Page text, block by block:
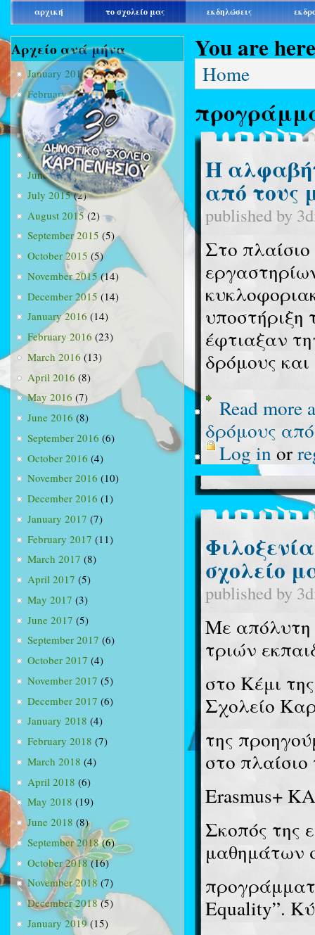
main_menu
αρχική το σχολείο μας εκδηλώσεις
Αρχείο ανά μήνα
January 2015(3)
February 2015(9)
March 2015(34)
April 2015(15)
May 2015(13)
June 2015(11)
July 2015(2)
August 2015(2)
September 2015 (5)
October 2015 (5)
November 2015(14)
December 2015 (14)
January 2016 (14)
February 2016 (23)
March 2016 (13)
April 2016 (8)
May 2016 (7)
June 2016 (8)
September 2016 (6)
October 2016 (4)
November 2016 (10)
December 2016 (1)
January 2017 (7)
February 2017 (11)
March 2017 (8)
April 2017 (5)
May 2017 (3)
June 2017 (5)
September 2017 (6)
October 2017 (4)
November 2017 (5)
December 2017 (6)
January 2018 (4)
February 2018 (7)
March 2018 (4)
April 2018 (6)
May 2018 (19)
June 2018 (8)
September 2018(6)
October 2018(16)
November 2018 (7)
December 2018(5)
January 2019(15)
You are here
Home
Η
από τους
published by
Στο
υποστήριξη
έφτιαξαν
δρόμους
Read more
δρόμους
Log in or
σχολείο
published by
Με απόλυτη
τριών
στο Κέμι
Σχολείο
της
στο
Erasmus+
Σκοπός της
μαθημάτων
Equality”.